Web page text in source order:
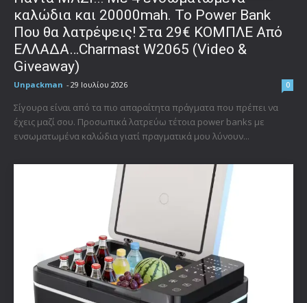
καλώδια και 20000mah. Το Power Bank
Που θα λατρέψεις! Στα 29€ ΚΟΜΠΛΕ Από
ΕΛΛΑΔΑ…Charmast W2065 (Video &
Giveaway)
Unpackman - 29 Ιουλίου 2026 0
Σίγουρα είναι από τα πιο απαραίτητα πράγματα που πρέπει να
έχεις μαζί σου. Προσωπικά λατρεύω τέτοια power banks με
ενσωματωμένα καλώδια γιατί πραγματικά μου λύνουν...